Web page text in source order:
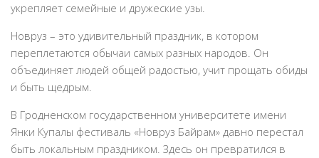
укрепляет семейные и дружеские узы.
Новруз – это удивительный праздник, в котором
переплетаются обычаи самых разных народов. Он
объединяет людей общей радостью, учит прощать обиды
и быть щедрым.
В Гродненском государственном университете имени
Янки Купалы фестиваль «Новруз Байрам» давно перестал
быть локальным праздником. Здесь он превратился в